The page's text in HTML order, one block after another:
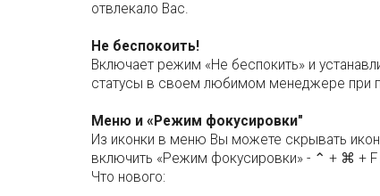
отвлекало Вас.
Не беспокоить!
Включает режим «Не беспокить» и
статусы в своем любимом менеджере при
Меню и «Режим фокусировки"
Из иконки в меню Вы можете скрывать
включить «Режим фокусировки» - ⌃ + ⌘ + F
Что нового: